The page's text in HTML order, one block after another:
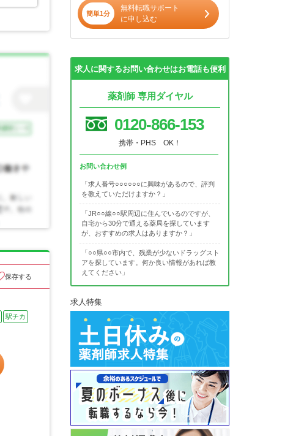
保存する
駅チカ
簡単1分
無料転職サポート
に申し込む
求人に関するお問い合わせはお電話も便利
薬剤師 専用ダイヤル
0120-866-153
携帯・PHS OK！
お問い合わせ例
「求人番号○○○○○○に興味があるので、評判
を教えていただけますか？」
「JR○○線○○駅周辺に住んでいるのですが、
自宅から30分で通える薬局を探しています
が、おすすめの求人はありますか？」
「○○県○○市内で、残業が少ないドラッグスト
アを探しています。何か良い情報があれば教
えてください」
求人特集